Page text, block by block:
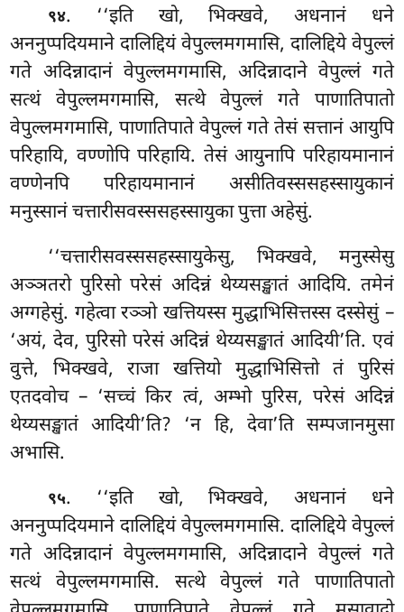
९४. ‘‘इति खो, भिक्खवे, अधनानं धने
अननुप्पदियमाने दालिद्दियं वेपुल्लमगमासि, दालिद्दिये वेपुल्लं
गते अदिन्नादानं वेपुल्लमगमासि, अदिन्नादाने वेपुल्लं गते
सत्थं वेपुल्लमगमासि, सत्थेवेपुल्लं गते पाणातिपातो
वेपुल्लमगमासि, पाणातिपाते वेपुल्लं गते तेसं सत्तानं आयुपि
परिहायि, वण्णोपि परिहायि. तेसं आयुनापि परिहायमानानं
वण्णेनपि परिहायमानानं असीतिवस्ससहस्सायुकानं
मनुस्सानं चत्तारीसवस्ससहस्सायुका पुत्ता अहेसुं.
‘‘चत्तारीसवस्ससहस्सायुकेसु, भिक्खवे, मनुस्सेसु
अञ्ञतरो पुरिसो परेसं अदिन्नं थेय्यसङ्खातं आदियि. तमेनं
अग्गहेसुं. गहेत्वा रञ्ञो खत्तियस्स मुद्धाभिसित्तस्स दस्सेसुं –
‘अयं, देव, पुरिसो परेसं अदिन्नं थेय्यसङ्खातं आदियी’ति. एवं
वुत्ते, भिक्खवे, राजा खत्तियो मुद्धाभिसित्तो तं पुरिसं
एतदवोच – ‘सच्चं किर त्वं, अम्भो पुरिस, परेसं अदिन्नं
थेय्यसङ्खातं आदियी’ति? ‘न हि, देवा’ति सम्पजानमुसा
अभासि.
९५. ‘‘इति खो, भिक्खवे, अधनानं धने
अननुप्पदियमाने दालिद्दियं वेपुल्लमगमासि. दालिद्दिये वेपुल्लं
गते अदिन्नादानं वेपुल्लमगमासि, अदिन्नादाने वेपुल्लं गते
सत्थं वेपुल्लमगमासि. सत्थे वेपुल्लं गते पाणातिपातो